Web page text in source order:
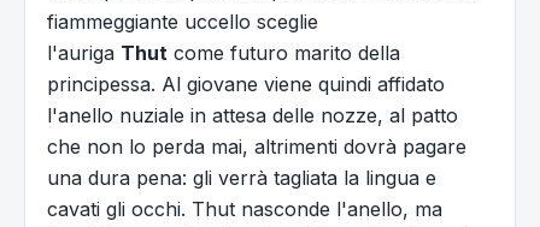
fiammeggiante uccello sceglie
l'auriga Thut come futuro marito della
principessa. Al giovane viene quindi affidato
l'anello nuziale in attesa delle nozze, al patto
che non lo perda mai, altrimenti dovrà pagare
una dura pena: gli verrà tagliata la lingua e
cavati gli occhi. Thut nasconde l'anello, ma